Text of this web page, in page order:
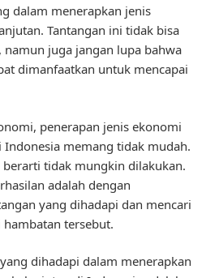
dalam menerapkan jenis
Tantangan ini tidak bisa
namun juga jangan lupa bahwa
dimanfaatkan untuk mencapai
penerapan jenis ekonomi
memang tidak mudah.
tidak mungkin dilakukan.
adalah dengan
yang dihadapi dan mencari
tersebut.
dihadapi dalam menerapkan